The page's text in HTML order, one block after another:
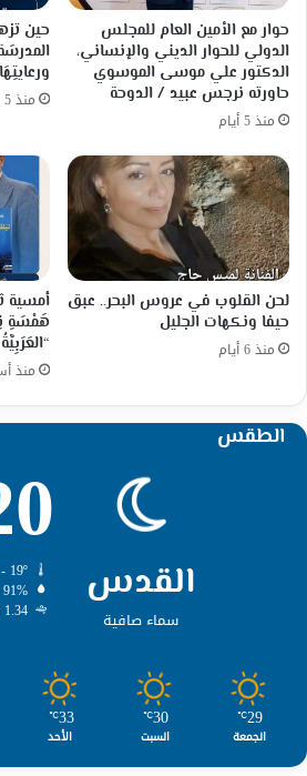
حوار مع الأمين العام للمجلس
الدولي للحوار الديني والإنساني،
الدكتور علي موسى الموسوي
حاورته نرجس عبيد / الدوحة
منذ 5 أيام
حين
منذ 5 أيام
لحن القلوب في عروس البحر.. عبق
حيفا ونكهات الجليل
منذ 6 أيام
أمسية
هَمْسَةِ
منذ
الطقس
القدس
سماء صافية
91%
1.34 كيلومتر/ساعة
29
℃
الجمعة
30
℃
السبت
33
℃
الأحد